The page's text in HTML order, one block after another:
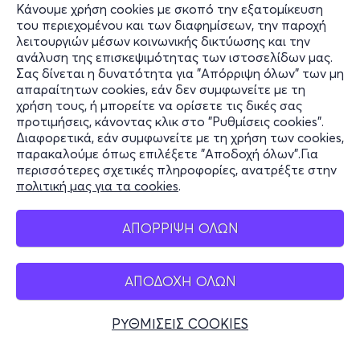
Κάνουμε χρήση cookies με σκοπό την εξατομίκευση
του περιεχομένου και των διαφημίσεων, την παροχή
λειτουργιών μέσων κοινωνικής δικτύωσης και την
ανάλυση της επισκεψιμότητας των ιστοσελίδων μας.
Σας δίνεται η δυνατότητα για "Απόρριψη όλων" των μη
απαραίτητων cookies, εάν δεν συμφωνείτε με τη
χρήση τους, ή μπορείτε να ορίσετε τις δικές σας
προτιμήσεις, κάνοντας κλικ στο "Ρυθμίσεις cookies".
Διαφορετικά, εάν συμφωνείτε με τη χρήση των cookies,
παρακαλούμε όπως επιλέξετε "Αποδοχή όλων".Για
περισσότερες σχετικές πληροφορίες, ανατρέξτε στην
πολιτική μας για τα cookies.
ΑΠΟΡΡΙΨΗ ΟΛΩΝ
ΑΠΟΔΟΧΗ ΟΛΩΝ
ΡΥΘΜΙΣΕΙΣ COOKIES